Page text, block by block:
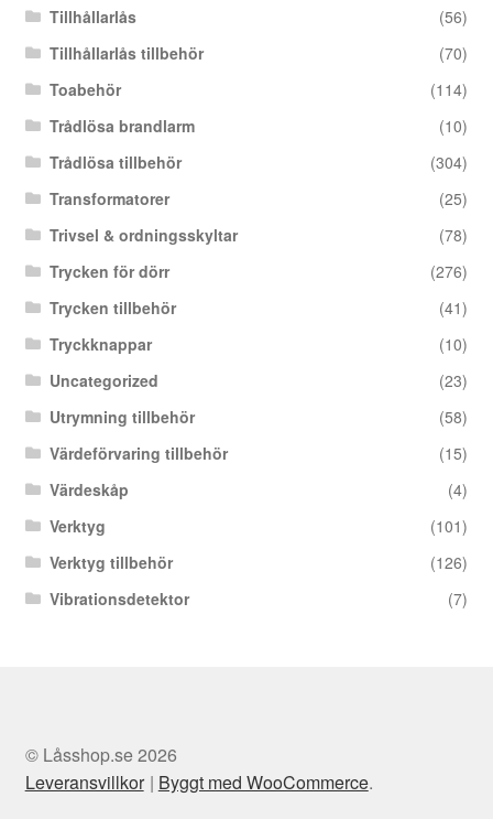
Tillhållarlås
(56)
Tillhållarlås tillbehör
(70)
Toabehör
(114)
Trådlösa brandlarm
(10)
Trådlösa tillbehör
(304)
Transformatorer
(25)
Trivsel & ordningsskyltar
(78)
Trycken för dörr
(276)
Trycken tillbehör
(41)
Tryckknappar
(10)
Uncategorized
(23)
Utrymning tillbehör
(58)
Värdeförvaring tillbehör
(15)
Värdeskåp
(4)
Verktyg
(101)
Verktyg tillbehör
(126)
Vibrationsdetektor
(7)
© Låsshop.se 2026
Leveransvillkor
Byggt med WooCommerce.